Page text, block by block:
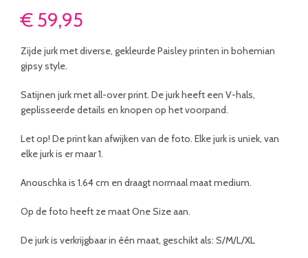
€ 59,95
Zijde jurk met diverse, gekleurde Paisley printen in bohemian
gipsy style.
Satijnen jurk met all-over print. De jurk heeft een V-hals,
geplisseerde details en knopen op het voorpand.
Let op! De print kan afwijken van de foto. Elke jurk is uniek, van
elke jurk is er maar 1.
Anouschka is 1.64 cm en draagt normaal maat medium.
Op de foto heeft ze maat One Size aan.
De jurk is verkrijgbaar in één maat, geschikt als: S/M/L/XL